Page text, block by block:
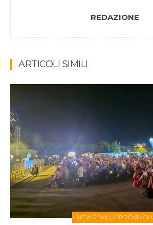
REDAZIONE
ARTICOLI SIMILI
NEWS DALLA PROVINCIA